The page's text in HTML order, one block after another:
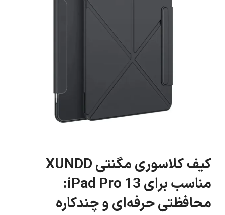
کیف کلاسوری مگنتی XUNDD
مناسب برای iPad Pro 13:
محافظتی حرفه‌ای و چندکاره